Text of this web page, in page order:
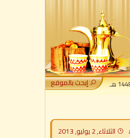
إبحث بالموقع
الثلاثاء, 2 يوليو, 2013